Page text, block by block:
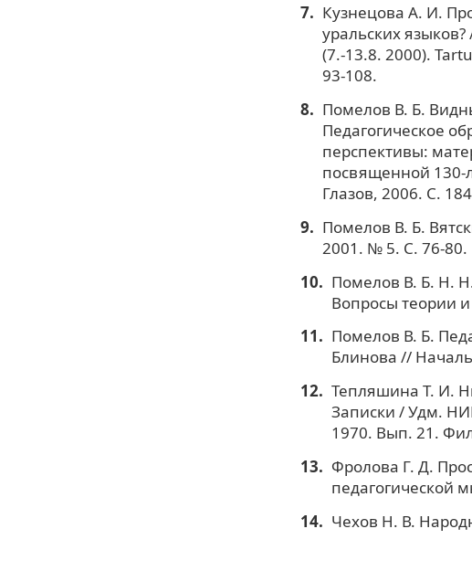
Кузнецова А. И.
уральских
(7.-13.8. 2000).
93-108.
Помелов В. Б.
Педагогическое
перспективы:
посвященной 130-
Глазов, 2006. С.
Помелов В. Б.
2001. № 5. С. 76-80.
Помелов В. Б. Н.
Вопросы теории
Помелов В. Б.
Блинова //
Тепляшина Т. И.
Записки / Удм.
1970. Вып. 21.
Фролова Г. Д.
педагогической
Чехов Н. В.